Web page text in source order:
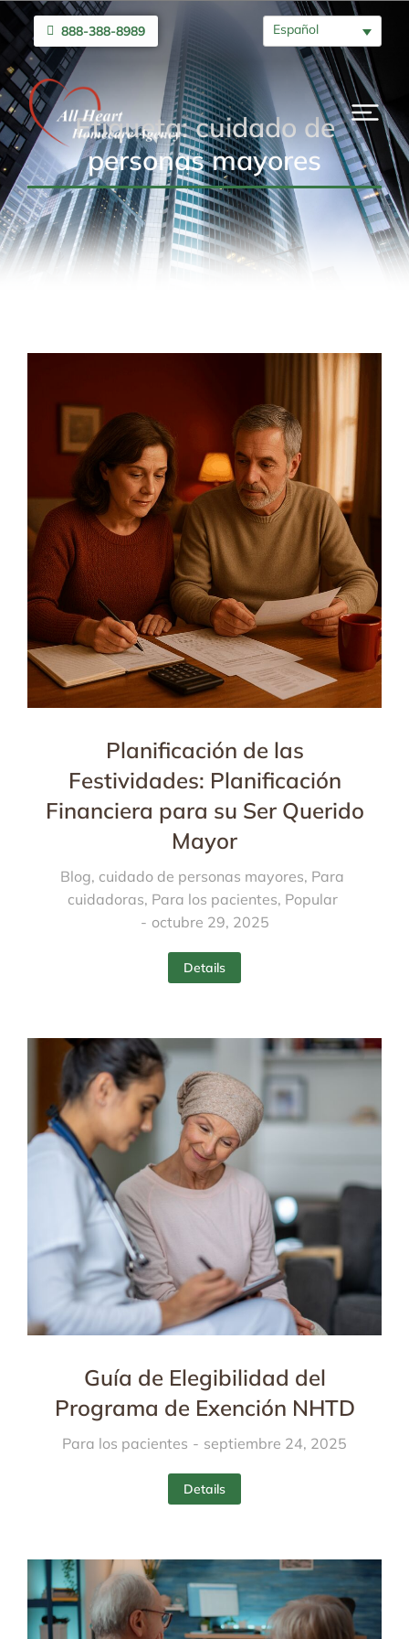
888-388-8989 Español
Etiqueta: cuidado de
personas mayores
Planificación de las
Festividades: Planificación
Financiera para su Ser Querido
Mayor
Blog, cuidado de personas mayores, Para
cuidadoras, Para los pacientes, Popular
octubre 29, 2025
Details
Guía de Elegibilidad del
Programa de Exención NHTD
Para los pacientes septiembre 24, 2025
Details